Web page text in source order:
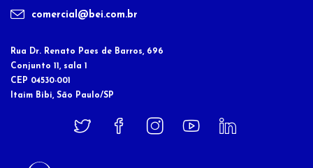
comercial@bei.com.br
Rua Dr. Renato Paes de Barros, 696
Conjunto 11, sala 1
CEP 04530-001
Itaim Bibi, São Paulo/SP